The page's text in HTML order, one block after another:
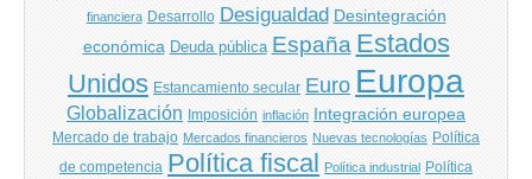
financiera Desarrollo Desigualdad Desintegración
económica Deuda pública España Estados
Unidos Estancamiento secular Euro Europa
Globalización Imposición inflación Integración europea
Mercado de trabajo Mercados financieros Nuevas tecnologías Política
de competencia Política fiscal Política industrial Política